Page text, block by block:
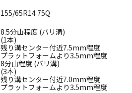
155/65R14 75Q
8.5分山程度 (バリ溝)
(1本)
残り溝センター付近7.5mm程度
プラットフォームより3.5mm程度
8分山程度 (バリ溝)
(3本)
残り溝センター付近7.0mm程度
プラットフォームより3.5mm程度